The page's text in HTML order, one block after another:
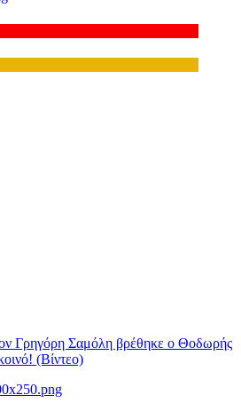
Γρηγόρη Σαμόλη βρέθηκε ο Θοδωρής
(Βίντεο)